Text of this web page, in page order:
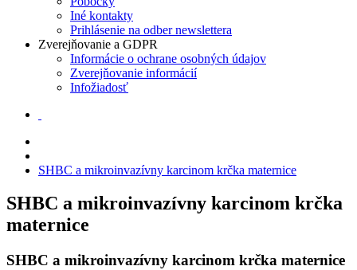
Iné kontakty
Prihlásenie na odber newslettera
Zverejňovanie a GDPR
Informácie o ochrane osobných údajov
Zverejňovanie informácií
Infožiadosť
SHBC a mikroinvazívny karcinom krčka maternice
SHBC a mikroinvazívny karcinom krčka
maternice
SHBC a mikroinvazívny karcinom krčka maternice